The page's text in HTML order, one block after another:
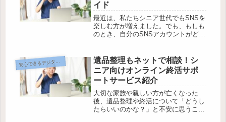
イド
最近は、私たちシニア世代でもSNSを
楽しむ方が増えました。でも、もしも
のとき、自分のSNSアカウントがどう
ように、あらかじめ準備をしておきた
いですよね。しかし、各SNSのア...
安 心できるデジタル終活のヒント
遺品整理もネットで相談！シ
ニア向けオンライン終活サポ
ートサービス紹介
大切な家族や親しい方が亡くなった
後、遺品整理や終活について「どうし
たらいいのかな？」と不安に思うこと